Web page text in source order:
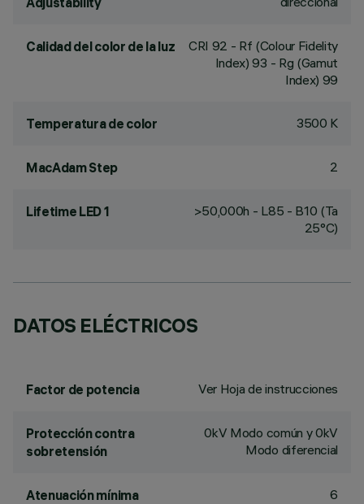
Calidad del color de la luz CRI 92 - Rf (Colour Fidelity
Index) 93 - Rg (Gamut
Index) 99
Temperatura de color 3500 K
MacAdam Step 2
Lifetime LED 1
>50,000h - L85 - B10 (Ta
25°C)
DATOS ELÉCTRICOS
Factor de potencia Ver Hoja de instrucciones
Protección contra
sobretensión
0kV Modo común y 0kV
Modo diferencial
Atenuación mínima 6